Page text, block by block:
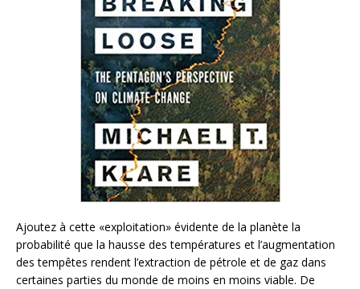
Ajoutez à cette «exploitation» évidente de la planète la
probabilité que la hausse des températures et l’augmentation
des tempêtes rendent l’extraction de pétrole et de gaz dans
certaines parties du monde de moins en moins viable. De